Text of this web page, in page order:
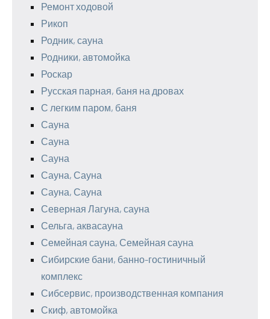
Ремонт ходовой
Рикоп
Родник, сауна
Родники, автомойка
Роскар
Русская парная, баня на дровах
С легким паром, баня
Сауна
Сауна
Сауна
Сауна, Сауна
Сауна, Сауна
Северная Лагуна, сауна
Сельга, аквасауна
Семейная сауна, Семейная сауна
Сибирские бани, банно-гостиничный
комплекс
Сибсервис, производственная компания
Скиф, автомойка